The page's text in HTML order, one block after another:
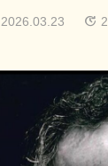
2026.03.23